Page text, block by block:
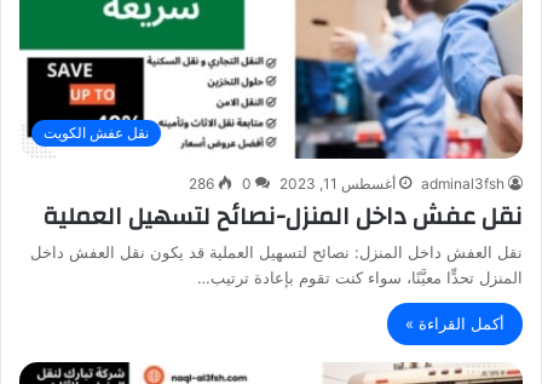
نقل عفش الكويت
adminal3fsh أغسطس 11, 2023 0
286
نقل عفش داخل المنزل-نصائح لتسهيل العملية
نقل العفش داخل المنزل: نصائح لتسهيل العملية قد يكون نقل العفش داخل
المنزل تحدٍّا معيَّنًا، سواء كنت تقوم بإعادة ترتيب…
أكمل القراءة »